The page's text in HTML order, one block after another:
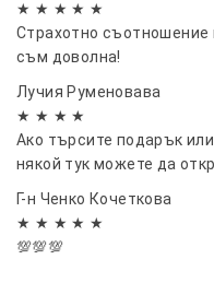
★ ★ ★ ★ ★
Страхотно съотношение
съм доволна!
Лучия Руменовава
★ ★ ★ ★
Ако търсите подарък
някой тук можете да
Г-н Ченко Кочеткова
★ ★ ★ ★ ★
💯💯💯